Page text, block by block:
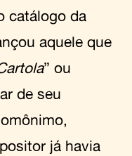
catálogo da
aquele que
” ou
de seu
já havia